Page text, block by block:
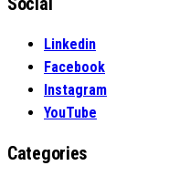
Linkedin
Facebook
Instagram
YouTube
Categories